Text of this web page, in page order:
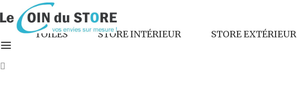
to
content

TOILES STORE INTÉRIEUR STORE EXTÉRIEUR